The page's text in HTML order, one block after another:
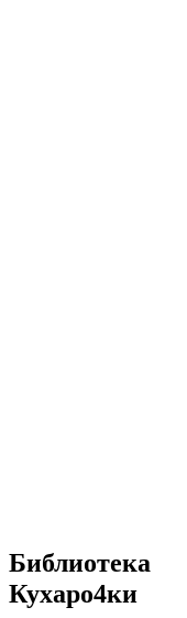
Библиотека
Кухаро4ки